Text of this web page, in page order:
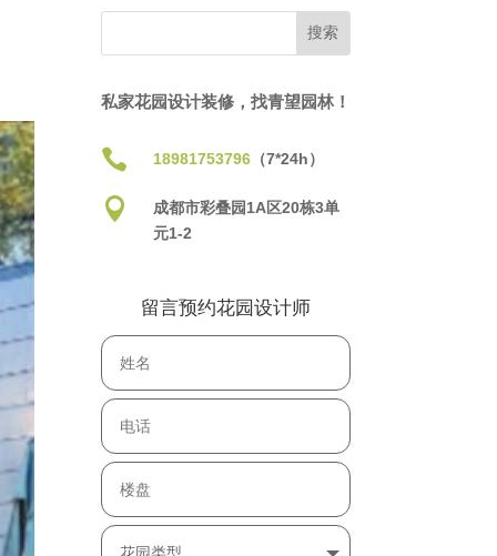
私家花园设计装修，找青望园林！
 18981753796（7*24h）

成都市彩叠园1A区20栋3单
元1-2
留言预约花园设计师